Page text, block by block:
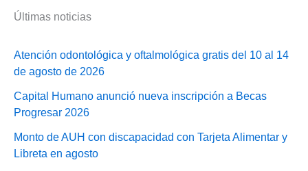
Últimas noticias
Atención odontológica y oftalmológica gratis del 10 al 14
de agosto de 2026
Capital Humano anunció nueva inscripción a Becas
Progresar 2026
Monto de AUH con discapacidad con Tarjeta Alimentar y
Libreta en agosto